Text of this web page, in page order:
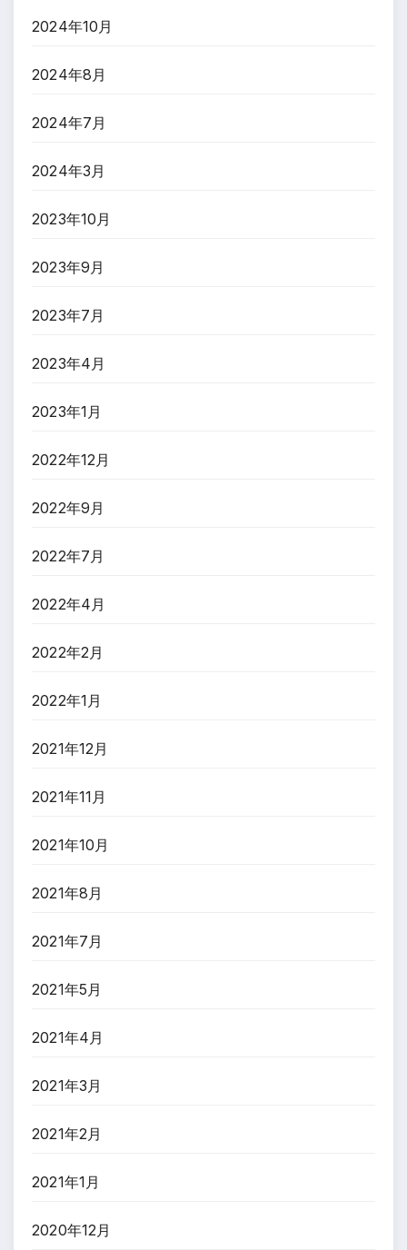
2024年10月
2024年8月
2024年7月
2024年3月
2023年10月
2023年9月
2023年7月
2023年4月
2023年1月
2022年12月
2022年9月
2022年7月
2022年4月
2022年2月
2022年1月
2021年12月
2021年11月
2021年10月
2021年8月
2021年7月
2021年5月
2021年4月
2021年3月
2021年2月
2021年1月
2020年12月